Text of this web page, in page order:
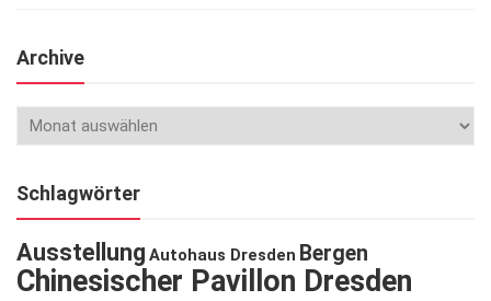
Archive
Schlagwörter
Ausstellung Autohaus Dresden Bergen
Chinesischer Pavillon Dresden